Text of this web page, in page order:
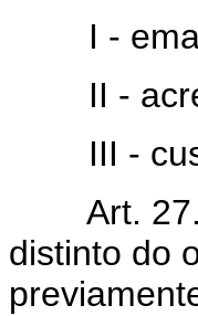
I -
II -
III -
Art. 27. 0
distinto do